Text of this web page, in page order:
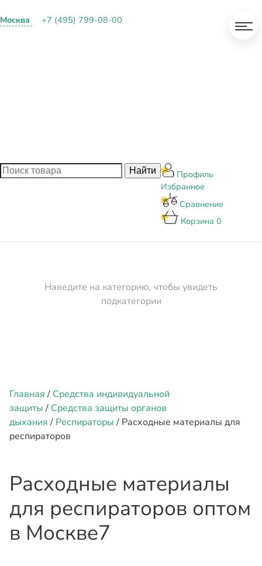
Москва +7 (495) 799-08-00
Профиль
Избранное
Сравнение
Корзина 0
Наведите на категорию, чтобы увидеть
подкатегории
Главная/ Средства индивидуальной
защиты/ Средства защиты органов
дыхания/ Респираторы/ Расходные материалы для
респираторов
Расходные материалы
для респираторов оптом
в Москве7